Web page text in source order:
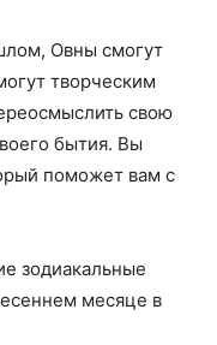
Овны смогут
творческим
свою
бытия. Вы
поможет вам с
зодиакальные
месяце в